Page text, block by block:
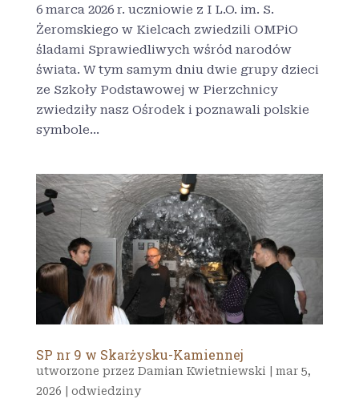
6 marca 2026 r. uczniowie z I L.O. im. S.
Żeromskiego w Kielcach zwiedzili OMPiO
śladami Sprawiedliwych wśród narodów
świata. W tym samym dniu dwie grupy dzieci
ze Szkoły Podstawowej w Pierzchnicy
zwiedziły nasz Ośrodek i poznawali polskie
symbole...
SP nr 9 w Skarżysku-Kamiennej
utworzone przez Damian Kwietniewski
mar 5,
2026
odwiedziny